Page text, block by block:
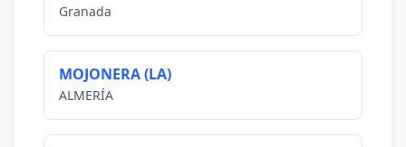
Granada
MOJONERA (LA)
ALMERÍA